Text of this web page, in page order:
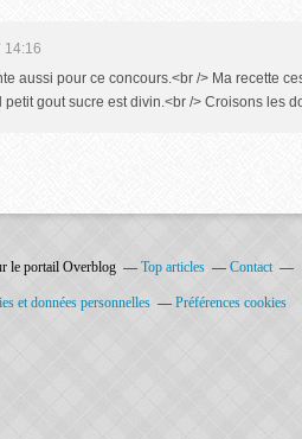
14:16
aussi pour ce concours.<br /> Ma recette
petit gout sucre est divin.<br /> Croisons les
le portail Overblog Top articles Contact
et données personnelles Préférences cookies